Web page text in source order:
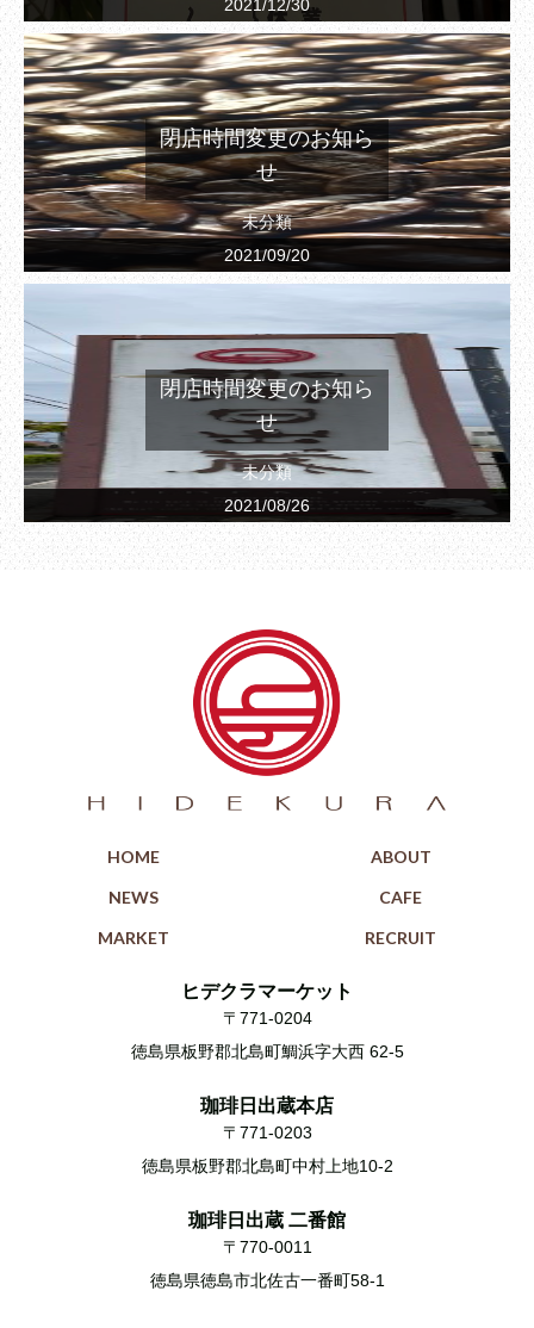
2021/12/30
未分類
2021/09/20
閉店時間変更のお知ら
せ
未分類
2021/08/26
閉店時間変更のお知ら
せ
HOME
ABOUT
NEWS
CAFE
MARKET
RECRUIT
ヒデクラマーケット
〒771-0204
徳島県板野郡北島町鯛浜字大西 62-5
珈琲日出蔵本店
〒771-0203
徳島県板野郡北島町中村上地10-2
珈琲日出蔵 二番館
〒770-0011
徳島県徳島市北佐古一番町58-1